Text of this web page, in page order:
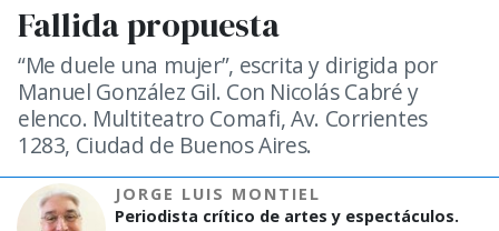
Fallida propuesta
“Me duele una mujer”, escrita y dirigida por
Manuel González Gil. Con Nicolás Cabré y
elenco. Multiteatro Comafi, Av. Corrientes
1283, Ciudad de Buenos Aires.
JORGE LUIS MONTIEL
Periodista crítico de artes y espectáculos.